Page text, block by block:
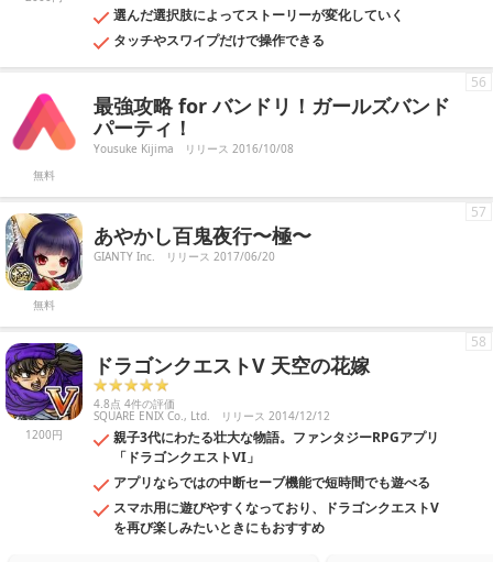
選んだ選択肢によってストーリーが変化していく
タッチやスワイプだけで操作できる
無料
最強攻略 for バンドリ！ガールズバンド
パーティ！
Yousuke Kijima リリース 2016/10/08
56
無料
あやかし百鬼夜行〜極〜
GIANTY Inc. リリース 2017/06/20
57
1200円
ドラゴンクエストV 天空の花嫁
4.8点 4件の評価
SQUARE ENIX Co., Ltd. リリース 2014/12/12
親子3代にわたる壮大な物語。ファンタジーRPGアプリ
「ドラゴンクエストVI」
アプリならではの中断セーブ機能で短時間でも遊べる
スマホ用に遊びやすくなっており、ドラゴンクエストV
を再び楽しみたいときにもおすすめ
58